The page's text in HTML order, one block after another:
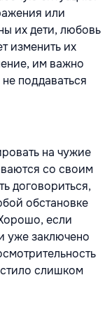
или
их дети, любовь
изменить их
им важно
поддаваться
на чужие
со своим
договориться,
обстановке
если
уже заключено
слишком